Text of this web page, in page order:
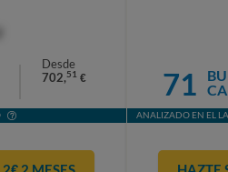
Desde
702,51 € 71
ANALIZADO EN EL